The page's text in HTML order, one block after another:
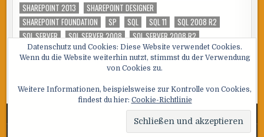
Datenschutz und Cookies: Diese Website verwendet Cookies.
Wenn du die Website weiterhin nutzt, stimmst du der Verwendung
von Cookies zu.
Weitere Informationen, beispielsweise zur Kontrolle von Cookies,
findest du hier: Cookie-Richtlinie
SHAREPOINT 2013
SHAREPOINT DESIGNER
SHAREPOINT FOUNDATION
SP SQL SQL 11
SQL 2008 R2
SQL SERVER
SQL SERVER 2008
SQL SERVER 2008 R2
SQL SERVER 2012
SUCHDIENST SUCHE T-SQL TOOL
TSQL
TUNING
VIDEO WSS
Copyright © 2026 SQL, Sharepoint und Co